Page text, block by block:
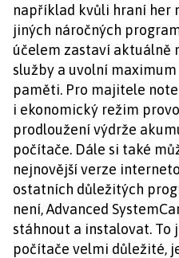
například kvůli hraní her
jiných náročných
účelem zastaví aktuálně
služby a uvolní
paměti. Pro majitele
i ekonomický režim
prodloužení výdrže
počítače. Dále si také
nejnovější verze
ostatních důležitých
není, Advanced
stáhnout a instalovat. To
počítače velmi důležité,